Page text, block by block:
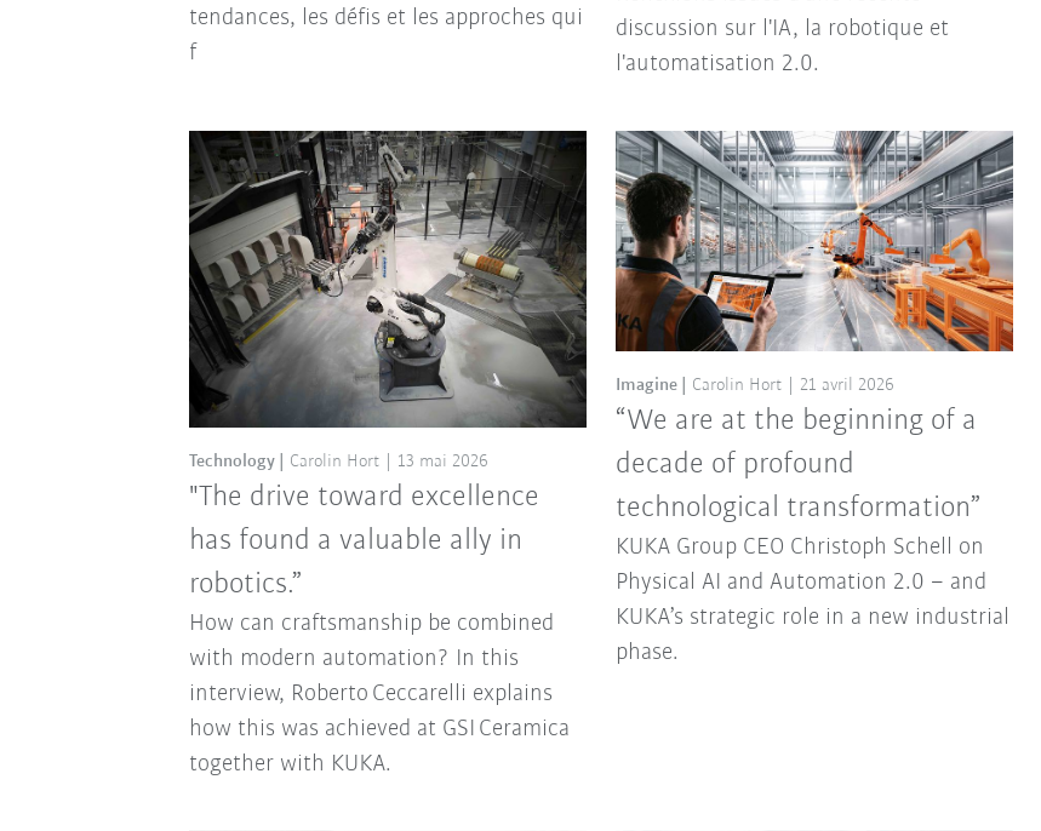
tendances, les défis et les approches qui
f
discussion sur l'IA, la robotique et
l'automatisation 2.0.
"The drive toward excellence
has found a valuable ally in
robotics.”
Technology Carolin Hort 13 mai 2026
How can craftsmanship be combined
with modern automation? In this
interview, Roberto Ceccarelli explains
how this was achieved at GSI Ceramica
together with KUKA.
“We are at the beginning of a
decade of profound
technological transformation”
Imagine Carolin Hort 21 avril 2026
KUKA Group CEO Christoph Schell on
Physical AI and Automation 2.0 – and
KUKA’s strategic role in a new industrial
phase.